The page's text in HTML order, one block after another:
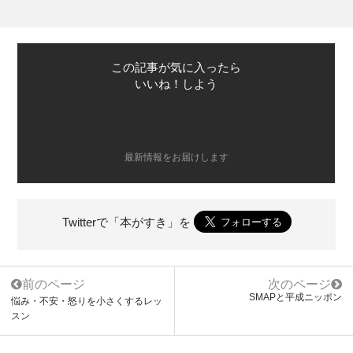
この記事が気に入ったら
いいね！しよう
最新情報をお届けします
Twitterで「本がすき」を
前のページ
悩み・不安・怒りを小さくするレッ
スン
次のページ
SMAPと平成ニッポン